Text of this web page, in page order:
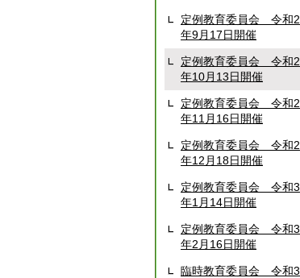
定例教育委員会 令和2
年9月17日開催
定例教育委員会 令和2
年10月13日開催
定例教育委員会 令和2
年11月16日開催
定例教育委員会 令和2
年12月18日開催
定例教育委員会 令和3
年1月14日開催
定例教育委員会 令和3
年2月16日開催
臨時教育委員会 令和3